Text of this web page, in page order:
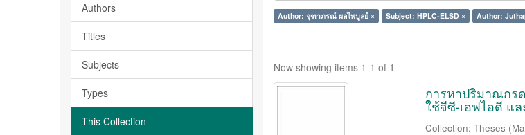
Authors
Titles
Subjects
Types
This Collection
Author: จุฑาภรณ์ ผลไพบูลย์ × Subject: HPLC-ELSD × Author:
Now showing items 1-1 of 1
การหาปริมาณกร
ใช้จีซี-เอฟไอดี แ
Collection: Theses